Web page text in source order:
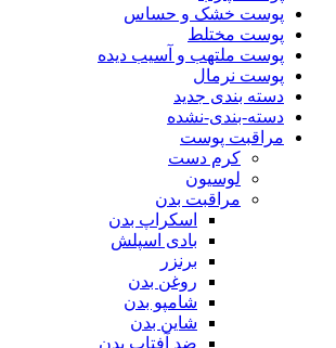
پوست خشک و حساس
پوست مختلط
پوست ملتهب و آسیب دیده
پوست نرمال
دسته بندی جدید
دسته-بندی-نشده
مراقبت پوست
کرم دست
لوسیون
مراقبت بدن
اسکراپ بدن
بادی اسپلش
برنزر
روغن بدن
شامپو بدن
شاین بدن
ضد آفتاب بدن